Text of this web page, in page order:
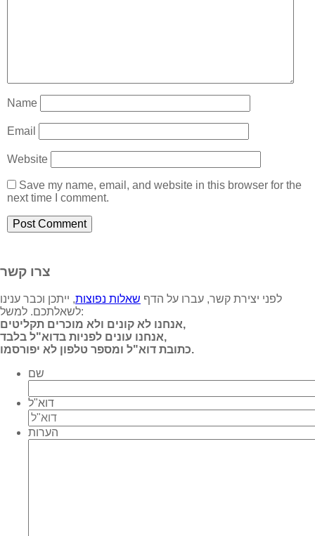
Name
Email
Website
Save my name, email, and website in this browser for the
next time I comment.
צרו קשר
לפני יצירת קשר, עברו על הדף שאלות נפוצות, ייתכן וכבר ענינו
לשאלתכם. למשל:
אנחנו לא קונים ולא מוכרים תקליטים,
אנחנו עונים לפניות בדוא"ל בלבד,
כתובת דוא"ל ומספר טלפון לא יפורסמו.
שם
דוא"ל
הערות